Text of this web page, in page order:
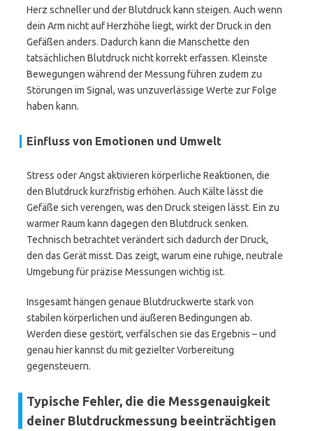
Herz schneller und der Blutdruck kann steigen. Auch wenn
dein Arm nicht auf Herzhöhe liegt, wirkt der Druck in den
Gefäßen anders. Dadurch kann die Manschette den
tatsächlichen Blutdruck nicht korrekt erfassen. Kleinste
Bewegungen während der Messung führen zudem zu
Störungen im Signal, was unzuverlässige Werte zur Folge
haben kann.
Einfluss von Emotionen und Umwelt
Stress oder Angst aktivieren körperliche Reaktionen, die
den Blutdruck kurzfristig erhöhen. Auch Kälte lässt die
Gefäße sich verengen, was den Druck steigen lässt. Ein zu
warmer Raum kann dagegen den Blutdruck senken.
Technisch betrachtet verändert sich dadurch der Druck,
den das Gerät misst. Das zeigt, warum eine ruhige, neutrale
Umgebung für präzise Messungen wichtig ist.
Insgesamt hängen genaue Blutdruckwerte stark von
stabilen körperlichen und äußeren Bedingungen ab.
Werden diese gestört, verfälschen sie das Ergebnis – und
genau hier kannst du mit gezielter Vorbereitung
gegensteuern.
Typische Fehler, die die Messgenauigkeit
deiner Blutdruckmessung beeinträchtigen